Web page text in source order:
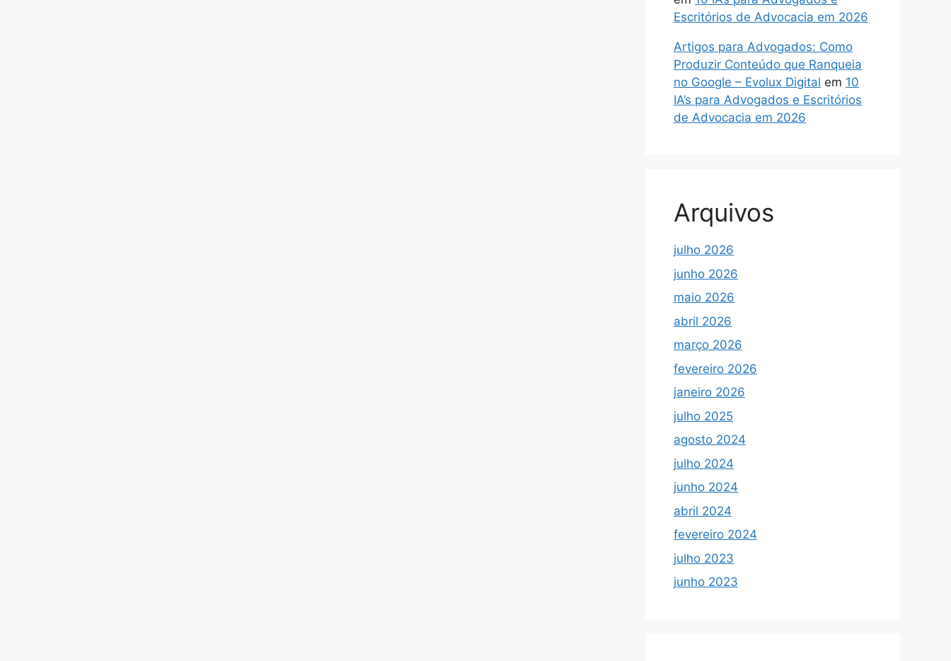
Escritórios de Advocacia em 2026
Artigos para Advogados: Como
Produzir Conteúdo que Ranqueia
no Google – Evolux Digital em 10
IA’s para Advogados e Escritórios
de Advocacia em 2026
Arquivos
julho 2026
junho 2026
maio 2026
abril 2026
março 2026
fevereiro 2026
janeiro 2026
julho 2025
agosto 2024
julho 2024
junho 2024
abril 2024
fevereiro 2024
julho 2023
junho 2023